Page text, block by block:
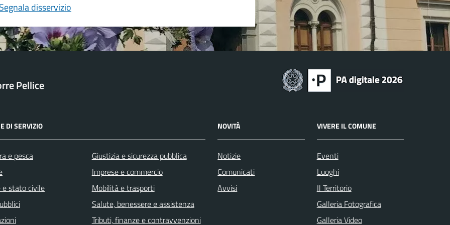
Segnala disservizio
Pellice
DI SERVIZIO
e pesca
e stato civile
Giustizia e sicurezza pubblica
Imprese e commercio
Mobilità e trasporti
Salute, benessere e assistenza
Tributi, finanze e contravvenzioni
NOVITÀ
Notizie
Comunicati
Avvisi
VIVERE IL COMUNE
Eventi
Luoghi
Il Territorio
Galleria Fotografica
Galleria Video